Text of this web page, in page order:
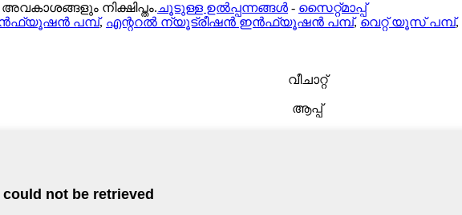
അവകാശങ്ങളും നിക്ഷിപ്തം. ചൂടുള്ള ഉൽപ്പന്നങ്ങൾ - സൈറ്റ്മാപ്പ്
പമ്പ്, എന്ററൽ ന്യൂട്രീഷൻ ഇൻഫ്യൂഷൻ പമ്പ്, വെറ്റ് യൂസ് പമ്പ്,
വീചാറ്റ്
ആപ്പ്